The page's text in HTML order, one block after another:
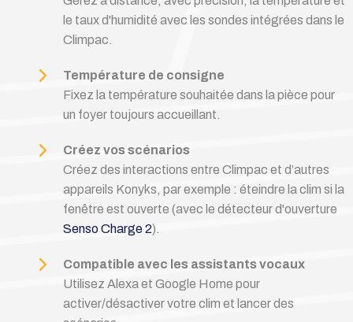
le taux d'humidité avec les sondes intégrées dans le
Climpac.
Température de consigne
Fixez la température souhaitée dans la pièce pour
un foyer toujours accueillant.
Créez vos scénarios
Créez des interactions entre Climpac et d’autres
appareils Konyks, par exemple : éteindre la clim si la
fenêtre est ouverte (avec le détecteur d'ouverture
Senso Charge 2).
Compatible avec les assistants vocaux
Utilisez Alexa et Google Home pour
activer/désactiver votre clim et lancer des